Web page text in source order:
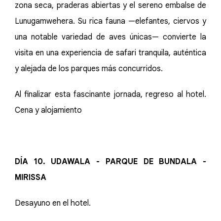
zona seca, praderas abiertas y el sereno embalse de
Lunugamwehera. Su rica fauna —elefantes, ciervos y
una notable variedad de aves únicas— convierte la
visita en una experiencia de safari tranquila, auténtica
y alejada de los parques más concurridos.
Al finalizar esta fascinante jornada, regreso al hotel.
Cena y alojamiento
DÍA 10. UDAWALA - PARQUE DE BUNDALA -
MIRISSA
Desayuno en el hotel.